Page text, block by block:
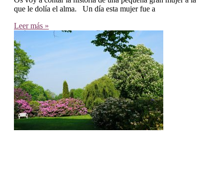
que le dolía el alma. Un día esta mujer fue a
Leer más »